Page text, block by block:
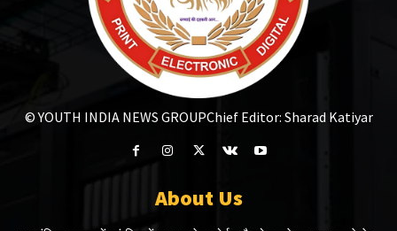
© YOUTH INDIA NEWS GROUPChief Editor: Sharad Katiyar
About Us